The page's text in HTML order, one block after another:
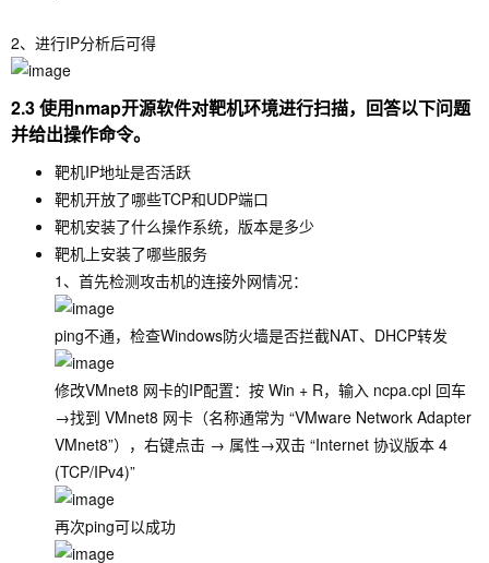
2、进行IP分析后可得
2.3 使用nmap开源软件对靶机环境进行扫描，回答以下问题
并给出操作命令。
靶机IP地址是否活跃
靶机开放了哪些TCP和UDP端口
靶机安装了什么操作系统，版本是多少
靶机上安装了哪些服务
1、首先检测攻击机的连接外网情况：
ping不通，检查Windows防火墙是否拦截NAT、DHCP转发
修改VMnet8 网卡的IP配置：按 Win + R，输入 ncpa.cpl 回车
→找到 VMnet8 网卡（名称通常为 “VMware Network Adapter
VMnet8”），右键点击 → 属性→双击 “Internet 协议版本 4
(TCP/IPv4)”
再次ping可以成功